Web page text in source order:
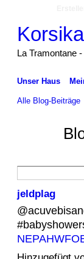
Korsika
La Tramontane
Unser Haus
Alle Blog-Beiträge
jeldplag